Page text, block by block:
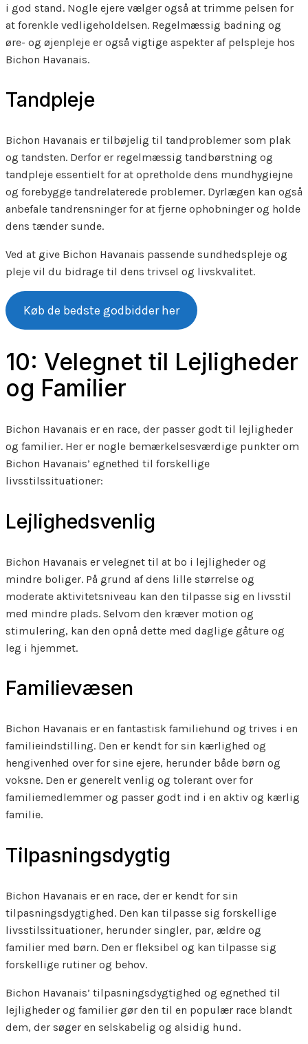
i god stand. Nogle ejere vælger også at trimme pelsen for
at forenkle vedligeholdelsen. Regelmæssig badning og
øre- og øjenpleje er også vigtige aspekter af pelspleje hos
Bichon Havanais.
Tandpleje
Bichon Havanais er tilbøjelig til tandproblemer som plak
og tandsten. Derfor er regelmæssig tandbørstning og
tandpleje essentielt for at opretholde dens mundhygiejne
og forebygge tandrelaterede problemer. Dyrlægen kan også
anbefale tandrensninger for at fjerne ophobninger og holde
dens tænder sunde.
Ved at give Bichon Havanais passende sundhedspleje og
pleje vil du bidrage til dens trivsel og livskvalitet.
Køb de bedste godbidder her
10: Velegnet til Lejligheder
og Familier
Bichon Havanais er en race, der passer godt til lejligheder
og familier. Her er nogle bemærkelsesværdige punkter om
Bichon Havanais’ egnethed til forskellige
livsstilssituationer:
Lejlighedsvenlig
Bichon Havanais er velegnet til at bo i lejligheder og
mindre boliger. På grund af dens lille størrelse og
moderate aktivitetsniveau kan den tilpasse sig en livsstil
med mindre plads. Selvom den kræver motion og
stimulering, kan den opnå dette med daglige gåture og
leg i hjemmet.
Familievæsen
Bichon Havanais er en fantastisk familiehund og trives i en
familieindstilling. Den er kendt for sin kærlighed og
hengivenhed over for sine ejere, herunder både børn og
voksne. Den er generelt venlig og tolerant over for
familiemedlemmer og passer godt ind i en aktiv og kærlig
familie.
Tilpasningsdygtig
Bichon Havanais er en race, der er kendt for sin
tilpasningsdygtighed. Den kan tilpasse sig forskellige
livsstilssituationer, herunder singler, par, ældre og
familier med børn. Den er fleksibel og kan tilpasse sig
forskellige rutiner og behov.
Bichon Havanais’ tilpasningsdygtighed og egnethed til
lejligheder og familier gør den til en populær race blandt
dem, der søger en selskabelig og alsidig hund.